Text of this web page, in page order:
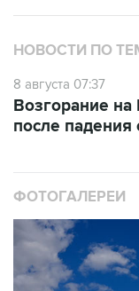
НОВОСТИ ПО
8 августа 07:37
Возгорание
после
ФОТОГАЛЕРЕИ